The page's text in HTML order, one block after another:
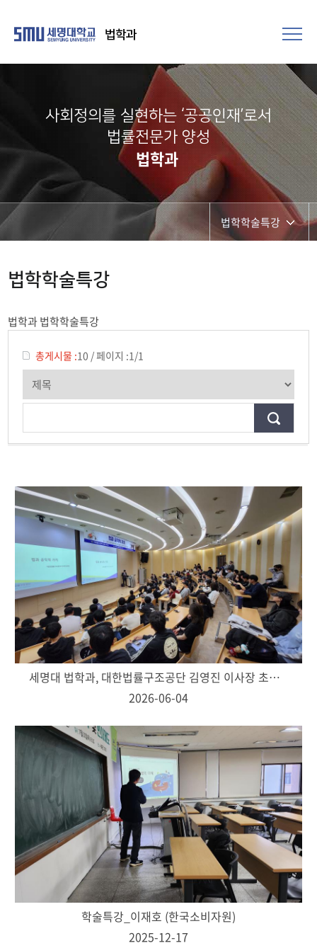
법학과
사회정의를 실현하는 ‘공공인재’로서
법률전문가 양성​
법학과
법학학술특강
법학학술특강
법학과 법학학술특강
총게시물 :10 /페이지 :1/1
세명대 법학과, 대한법률구조공단 김영진 이사장 초청 학술특강 개최
2026-06-04
학술특강_이재호 (한국소비자원)
2025-12-17